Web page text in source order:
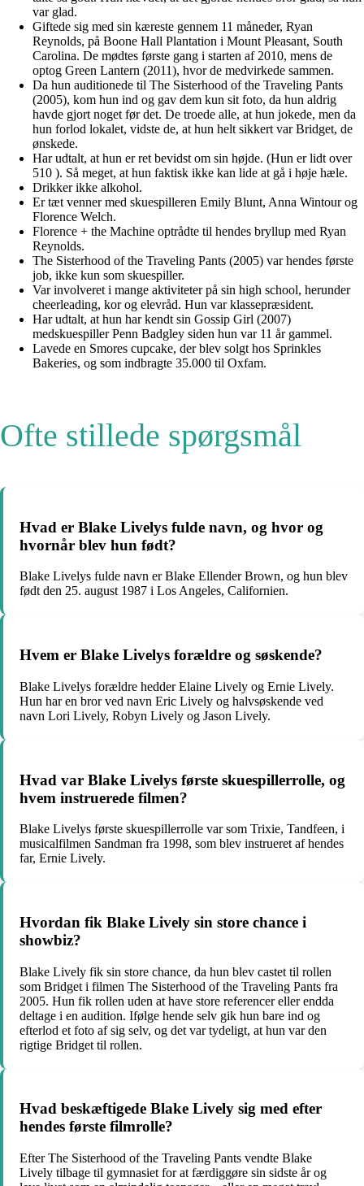
var glad.
Giftede sig med sin kæreste gennem 11 måneder, Ryan
Reynolds, på Boone Hall Plantation i Mount Pleasant, South
Carolina. De mødtes første gang i starten af 2010, mens de
optog Green Lantern (2011), hvor de medvirkede sammen.
Da hun auditionede til The Sisterhood of the Traveling Pants
(2005), kom hun ind og gav dem kun sit foto, da hun aldrig
havde gjort noget før det. De troede alle, at hun jokede, men da
hun forlod lokalet, vidste de, at hun helt sikkert var Bridget, de
ønskede.
Har udtalt, at hun er ret bevidst om sin højde. (Hun er lidt over
510 ). Så meget, at hun faktisk ikke kan lide at gå i høje hæle.
Drikker ikke alkohol.
Er tæt venner med skuespilleren Emily Blunt, Anna Wintour og
Florence Welch.
Florence + the Machine optrådte til hendes bryllup med Ryan
Reynolds.
The Sisterhood of the Traveling Pants (2005) var hendes første
job, ikke kun som skuespiller.
Var involveret i mange aktiviteter på sin high school, herunder
cheerleading, kor og elevråd. Hun var klassepræsident.
Har udtalt, at hun har kendt sin Gossip Girl (2007)
medskuespiller Penn Badgley siden hun var 11 år gammel.
Lavede en Smores cupcake, der blev solgt hos Sprinkles
Bakeries, og som indbragte 35.000 til Oxfam.
Ofte stillede spørgsmål
Hvad er Blake Livelys fulde navn, og hvor og
hvornår blev hun født?
Blake Livelys fulde navn er Blake Ellender Brown, og hun blev
født den 25. august 1987 i Los Angeles, Californien.
Hvem er Blake Livelys forældre og søskende?
Blake Livelys forældre hedder Elaine Lively og Ernie Lively.
Hun har en bror ved navn Eric Lively og halvsøskende ved
navn Lori Lively, Robyn Lively og Jason Lively.
Hvad var Blake Livelys første skuespillerrolle, og
hvem instruerede filmen?
Blake Livelys første skuespillerrolle var som Trixie, Tandfeen, i
musicalfilmen Sandman fra 1998, som blev instrueret af hendes
far, Ernie Lively.
Hvordan fik Blake Lively sin store chance i
showbiz?
Blake Lively fik sin store chance, da hun blev castet til rollen
som Bridget i filmen The Sisterhood of the Traveling Pants fra
2005. Hun fik rollen uden at have store referencer eller endda
deltage i en audition. Ifølge hende selv gik hun bare ind og
efterlod et foto af sig selv, og det var tydeligt, at hun var den
rigtige Bridget til rollen.
Hvad beskæftigede Blake Lively sig med efter
hendes første filmrolle?
Efter The Sisterhood of the Traveling Pants vendte Blake
Lively tilbage til gymnasiet for at færdiggøre sin sidste år og